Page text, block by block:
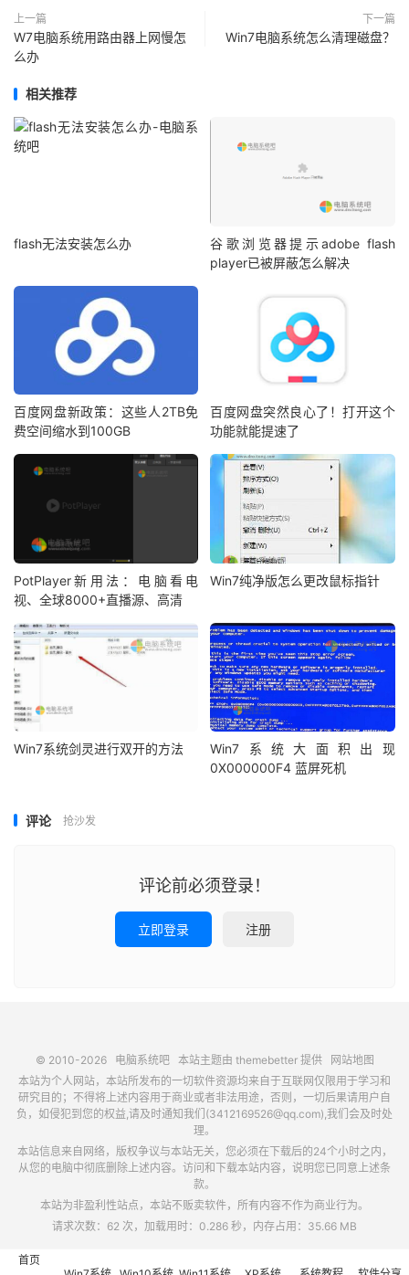
上一篇
W7电脑系统用路由器上网慢怎
么办
下一篇
Win7电脑系统怎么清理磁盘？
相关推荐
flash无法安装怎么办
谷歌浏览器提示adobe flash
player已被屏蔽怎么解决
百度网盘新政策：这些人2TB免
费空间缩水到100GB
百度网盘突然良心了！打开这个
功能就能提速了
PotPlayer新用法：电脑看电
视、全球8000+直播源、高清
Win7纯净版怎么更改鼠标指针
Win7系统剑灵进行双开的方法
Win7系统大面积出现
0X000000F4 蓝屏死机
评论 抢沙发
评论前必须登录！
立即登录 注册
© 2010-2026 电脑系统吧本站主题由 themebetter提供
网站地图
本站为个人网站，本站所发布的一切软件资源均来自于互联网仅限用于学习和
研究目的；不得将上述内容用于商业或者非法用途，否则，一切后果请用户自
负，如侵犯到您的权益,请及时通知我们(3412169526@qq.com),我们会及时处
理。
本站信息来自网络，版权争议与本站无关，您必须在下载后的24个小时之内，
从您的电脑中彻底删除上述内容。访问和下载本站内容，说明您已同意上述条
款。
本站为非盈利性站点，本站不贩卖软件，所有内容不作为商业行为。
请求次数：62 次，加载用时：0.286 秒，内存占用：35.66 MB
首页